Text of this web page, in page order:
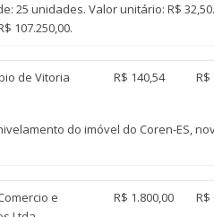
25 unidades. Valor unitário: R$
107.250,00.
de Vitoria R$ 140,54 R$
do imóvel do Coren-ES,
e
R$ 1.800,00 R$